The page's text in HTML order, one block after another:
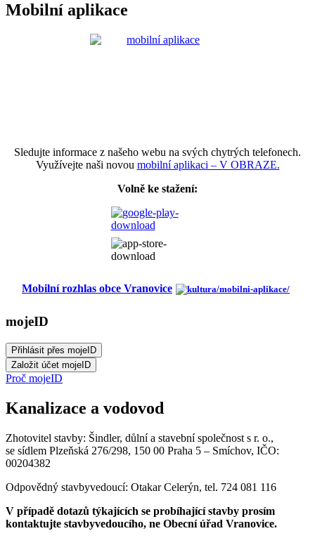
Mobilní aplikace
Sledujte informace z našeho webu na svých chytrých telefonech.
Využívejte naši novou mobilní aplikaci – V OBRAZE.
Volně ke stažení:
Mobilní rozhlas obce Vranovice
mojeID
Proč mojeID
Kanalizace a vodovod
Zhotovitel stavby: Šindler, důlní a stavební společnost s r. o.,
se sídlem Plzeňská 276/298, 150 00 Praha 5 – Smíchov, IČO:
00204382
Odpovědný stavbyvedoucí: Otakar Celerýn, tel. 724 081 116
V případě dotazů týkajících se probíhající stavby prosím
kontaktujte stavbyvedoucího, ne Obecní úřad Vranovice.